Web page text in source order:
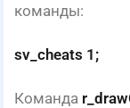
команды:
sv_cheats 1;
Команда